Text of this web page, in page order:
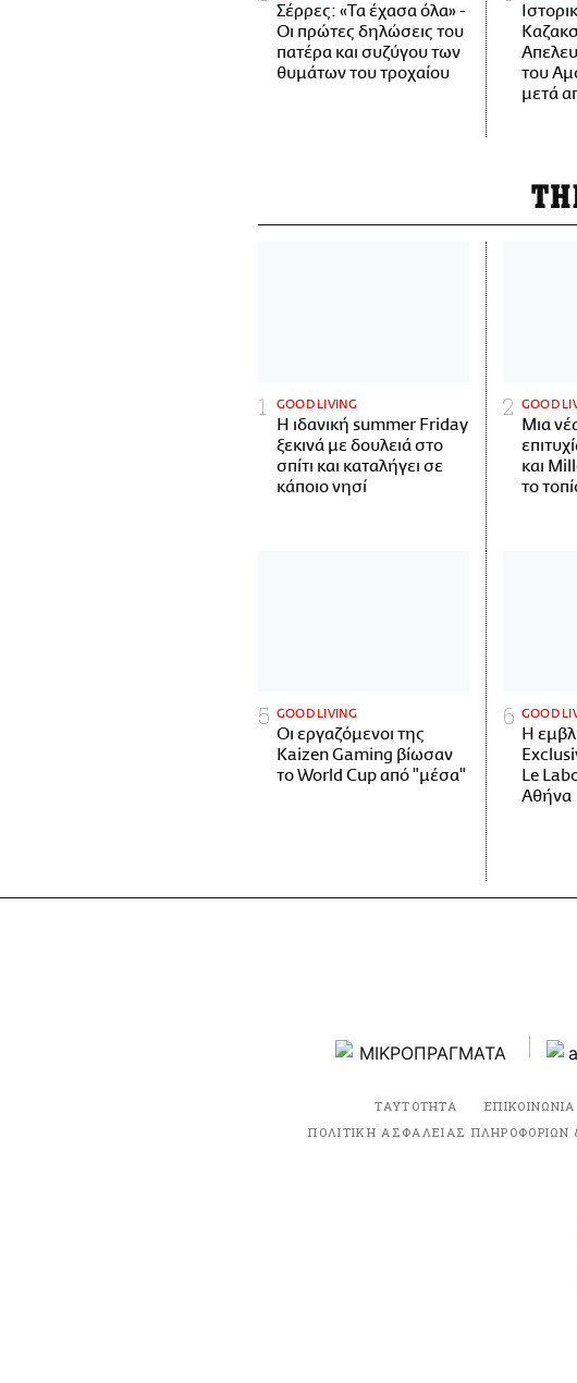
Σέρρες: «Τα έχασα όλα» -
Οι πρώτες δηλώσεις του
πατέρα και συζύγου των
θυμάτων του τροχαίου
του
μετά
GOOD LIVING
Η ιδανική summer Friday
ξεκινά με δουλειά στο
σπίτι και καταλήγει σε
κάποιο νησί
GOOD
Μια
και
το
GOOD LIVING
Οι εργαζόμενοι της
Kaizen Gaming βίωσαν
το World Cup από "μέσα"
GOOD
Η
Le
Αθήνα
ΤΑΥΤΟΤΗΤΑ ΕΠΙΚΟΙΝΩΝΙΑ
ΠΟΛΙΤΙΚΗ ΑΣΦΑΛΕΙΑΣ ΠΛΗΡΟΦΟΡΙΩΝ